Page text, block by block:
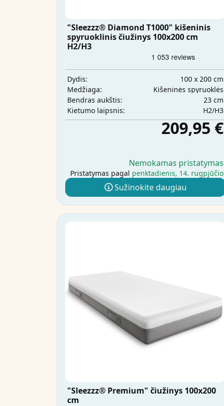
"Sleezzz® Diamond T1000" kišeninis
spyruoklinis čiužinys 100x200 cm
H2/H3
Dydis:
100 x 200 cm
Medžiaga:
Kišeninės spyruoklės
Bendras aukštis:
23 cm
Kietumo laipsnis:
H2/H3
209,95 €
Nemokamas pristatymas
Pristatymas pagal penktadienis, 14. rugpjūčio
Sužinokite daugiau
"Sleezzz® Premium" čiužinys 100x200
cm